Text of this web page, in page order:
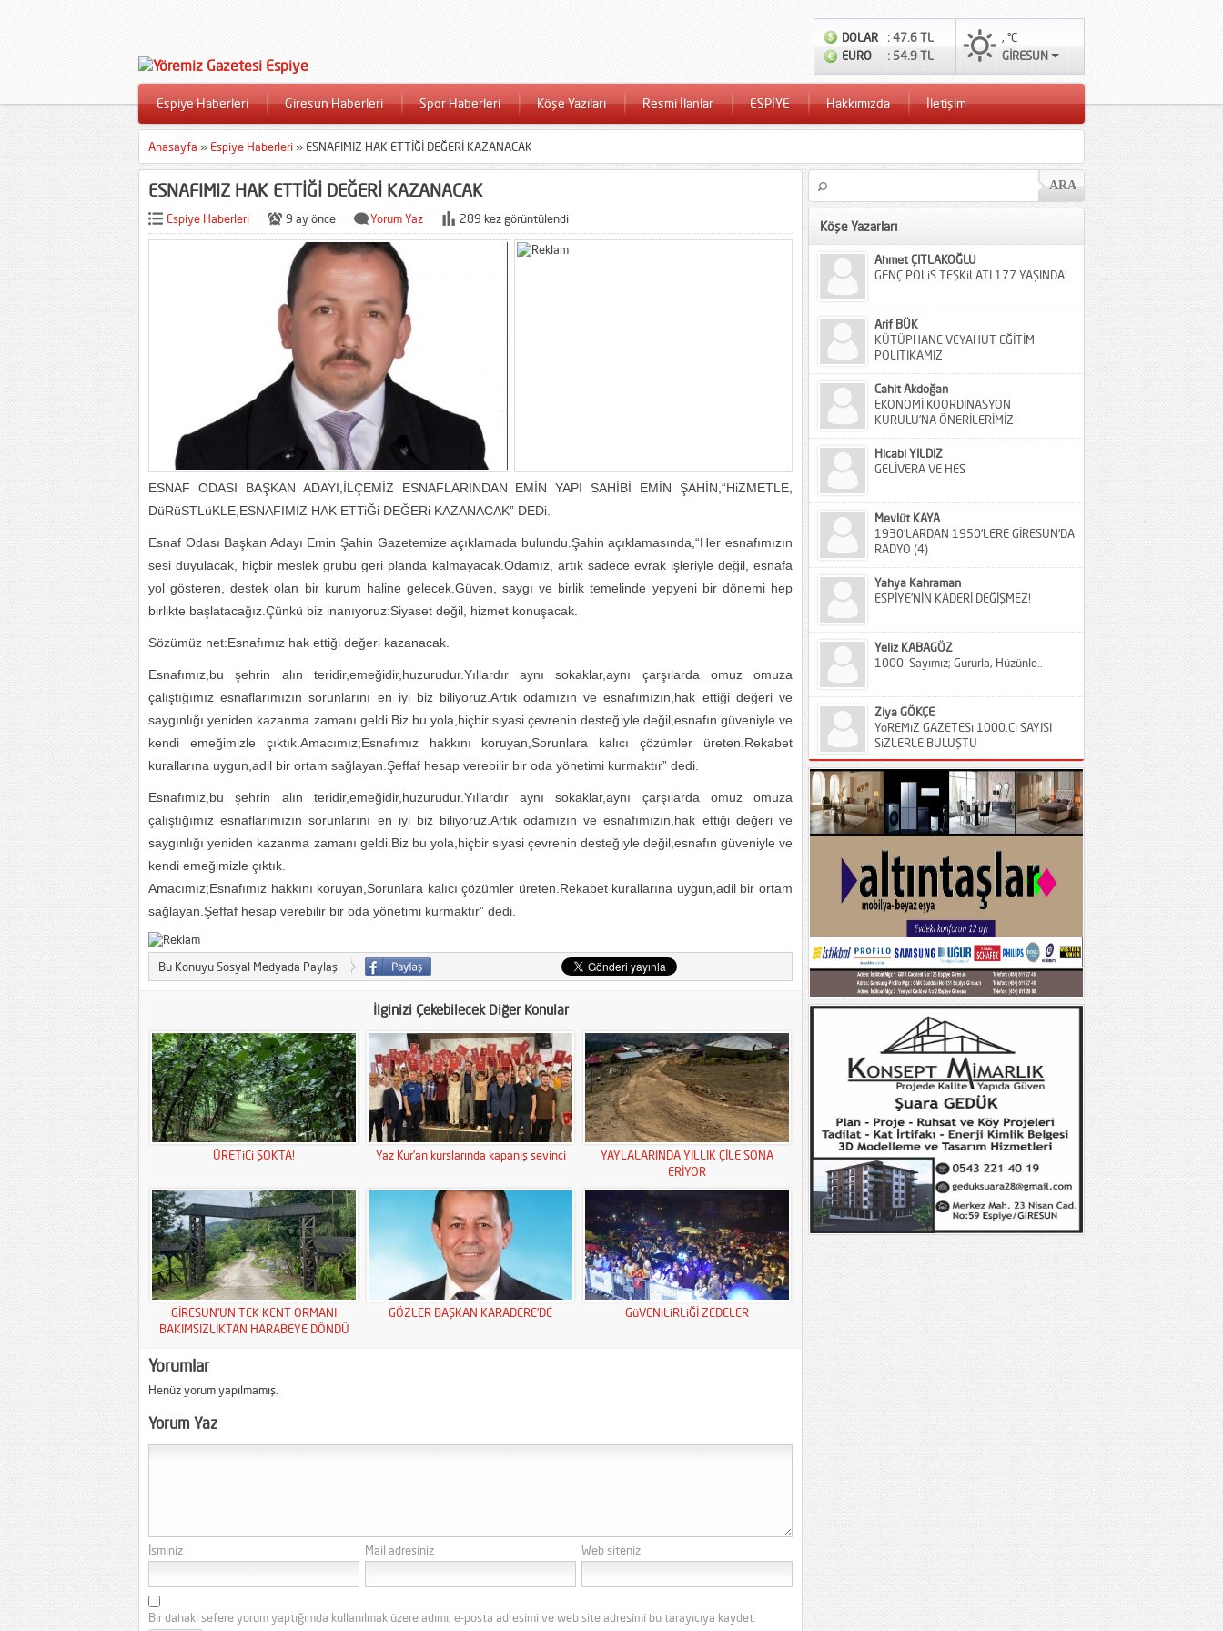
DOLAR
: 47.6 TL
EURO
: 54.9 TL
, °C
GİRESUN
Espiye Haberleri Giresun Haberleri Spor Haberleri Köşe Yazıları Resmi İlanlar ESPİYE Hakkımızda İletişim
Anasayfa » Espiye Haberleri » ESNAFIMIZ HAK ETTİĞİ DEĞERİ KAZANACAK
ESNAFIMIZ HAK ETTİĞİ DEĞERİ KAZANACAK
Espiye Haberleri 9 ay önce Yorum Yaz 289 kez görüntülendi
ESNAF ODASI BAŞKAN ADAYI,İLÇEMİZ ESNAFLARINDAN EMİN YAPI SAHİBİ EMİN ŞAHİN,“HiZMETLE,
DüRüSTLüKLE,ESNAFIMIZ HAK ETTiĞi DEĞERi KAZANACAK” DEDi.
Esnaf Odası Başkan Adayı Emin Şahin Gazetemize açıklamada bulundu.Şahin açıklamasında,“Her esnafımızın
sesi duyulacak, hiçbir meslek grubu geri planda kalmayacak.Odamız, artık sadece evrak işleriyle değil, esnafa
yol gösteren, destek olan bir kurum haline gelecek.Güven, saygı ve birlik temelinde yepyeni bir dönemi hep
birlikte başlatacağız.Çünkü biz inanıyoruz:Siyaset değil, hizmet konuşacak.
Sözümüz net:Esnafımız hak ettiği değeri kazanacak.
Esnafımız,bu şehrin alın teridir,emeğidir,huzurudur.Yıllardır aynı sokaklar,aynı çarşılarda omuz omuza
çalıştığımız esnaflarımızın sorunlarını en iyi biz biliyoruz.Artık odamızın ve esnafımızın,hak ettiği değeri ve
saygınlığı yeniden kazanma zamanı geldi.Biz bu yola,hiçbir siyasi çevrenin desteğiyle değil,esnafın güveniyle ve
kendi emeğimizle çıktık.Amacımız;Esnafımız hakkını koruyan,Sorunlara kalıcı çözümler üreten.Rekabet
kurallarına uygun,adil bir ortam sağlayan.Şeffaf hesap verebilir bir oda yönetimi kurmaktır” dedi.
Esnafımız,bu şehrin alın teridir,emeğidir,huzurudur.Yıllardır aynı sokaklar,aynı çarşılarda omuz omuza
çalıştığımız esnaflarımızın sorunlarını en iyi biz biliyoruz.Artık odamızın ve esnafımızın,hak ettiği değeri ve
saygınlığı yeniden kazanma zamanı geldi.Biz bu yola,hiçbir siyasi çevrenin desteğiyle değil,esnafın güveniyle ve
kendi emeğimizle çıktık.
Amacımız;Esnafımız hakkını koruyan,Sorunlara kalıcı çözümler üreten.Rekabet kurallarına uygun,adil bir ortam
sağlayan.Şeffaf hesap verebilir bir oda yönetimi kurmaktır” dedi.
Bu Konuyu Sosyal Medyada Paylaş
İlginizi Çekebilecek Diğer Konular
ÜRETiCi ŞOKTA! Yaz Kur’an kurslarında kapanış sevinci
YAYLALARINDA YILLIK ÇİLE SONA
ERİYOR
GİRESUN’UN TEK KENT ORMANI
BAKIMSIZLIKTAN HARABEYE DÖNDÜ
GÖZLER BAŞKAN KARADERE’DE GüVENiLiRLiĞİ ZEDELER
Yorumlar
Henüz yorum yapılmamış.
Yorum Yaz
İsminiz Mail adresiniz Web siteniz
Bir dahaki sefere yorum yaptığımda kullanılmak üzere adımı, e-posta adresimi ve web site adresimi bu tarayıcıya kaydet.
Köşe Yazarları
Ahmet ÇITLAKOĞLU
GENÇ POLiS TEŞKiLATI 177 YAŞINDA!..
Arif BÜK
KÜTÜPHANE VEYAHUT EĞİTİM
POLİTİKAMIZ
Cahit Akdoğan
EKONOMİ KOORDİNASYON
KURULU’NA ÖNERİLERİMİZ
Hicabi YILDIZ
GELİVERA VE HES
Mevlüt KAYA
1930’LARDAN 1950’LERE GİRESUN’DA
RADYO (4)
Yahya Kahraman
ESPİYE’NİN KADERİ DEĞİŞMEZ!
Yeliz KABAGÖZ
1000. Sayımız; Gururla, Hüzünle..
Ziya GÖKÇE
YöREMiZ GAZETESi 1000.Ci SAYISI
SiZLERLE BULUŞTU